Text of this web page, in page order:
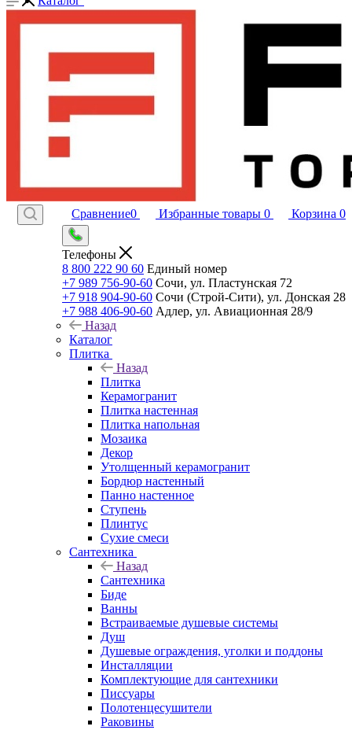
Сравнение0 Избранные товары 0 Корзина 0
Телефоны
8 800 222 90 60 Единый номер
+7 989 756-90-60 Сочи, ул. Пластунская 72
+7 918 904-90-60 Сочи (Строй-Сити), ул. Донская 28
+7 988 406-90-60 Адлер, ул. Авиационная 28/9
Назад
Каталог
Плитка
Назад
Плитка
Керамогранит
Плитка настенная
Плитка напольная
Мозаика
Декор
Утолщенный керамогранит
Бордюр настенный
Панно настенное
Ступень
Плинтус
Сухие смеси
Сантехника
Назад
Сантехника
Биде
Ванны
Встраиваемые душевые системы
Душ
Душевые ограждения, уголки и поддоны
Инсталляции
Комплектующие для сантехники
Писсуары
Полотенцесушители
Раковины